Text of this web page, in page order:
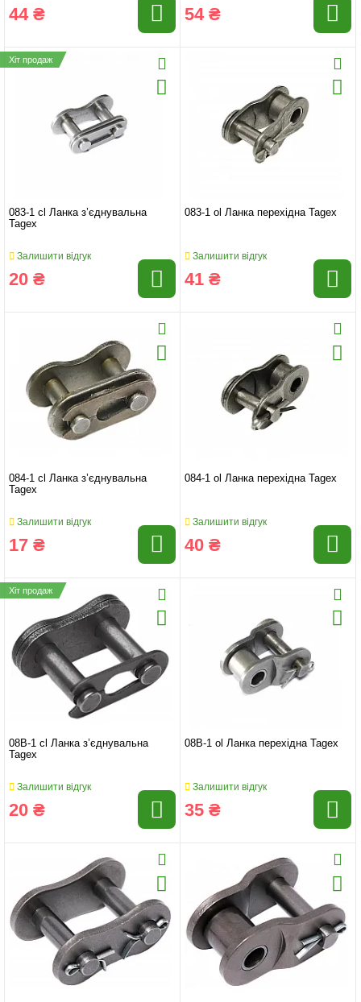
44 ₴ 54 ₴
Хіт продаж
083-1 cl Ланка з’єднувальна
Tagex
Залишити відгук
20 ₴
083-1 ol Ланка перехідна Tagex
Залишити відгук
41 ₴
084-1 cl Ланка з’єднувальна
Tagex
Залишити відгук
17 ₴
084-1 ol Ланка перехідна Tagex
Залишити відгук
40 ₴
Хіт продаж
08B-1 cl Ланка з’єднувальна
Tagex
Залишити відгук
20 ₴
08B-1 ol Ланка перехідна Tagex
Залишити відгук
35 ₴